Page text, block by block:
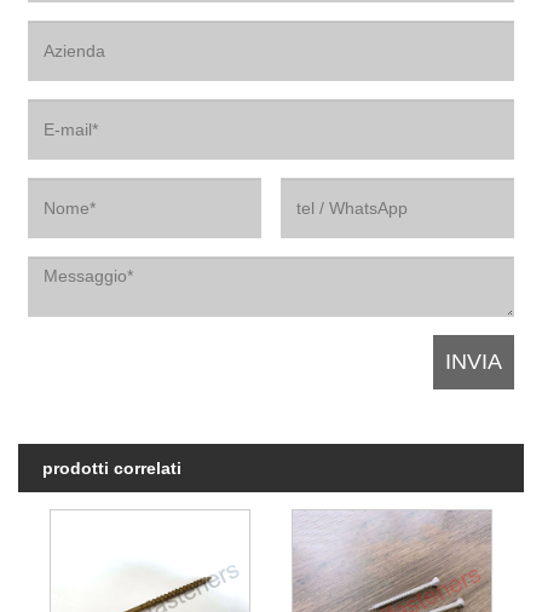
prodotti correlati